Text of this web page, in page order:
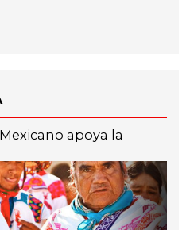
apoya la